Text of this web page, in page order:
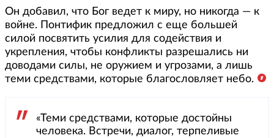
Он добавил, что Бог ведет к миру, но никогда — к
войне. Понтифик предложил с еще большей
силой посвятить усилия для содействия и
укрепления, чтобы конфликты разрешались ни
доводами силы, не оружием и угрозами, а лишь
теми средствами, которые благословляет небо.
«Теми средствами, которые достойны
человека. Встречи, диалог, терпеливые